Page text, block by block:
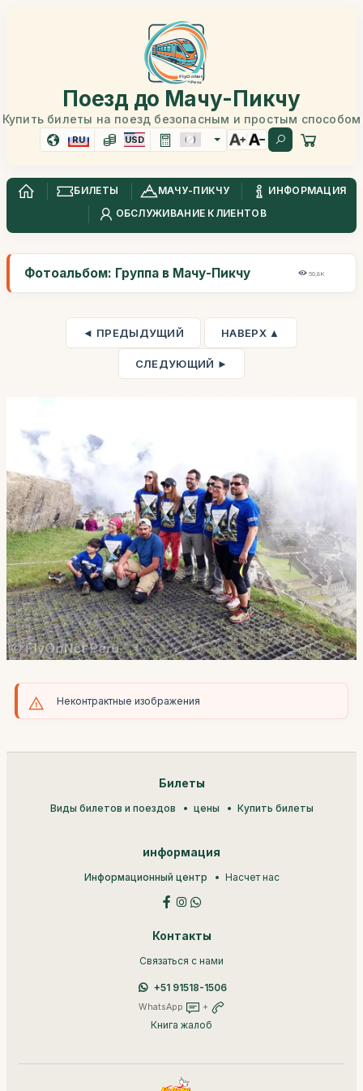
Поезд до Мачу-Пикчу
Купить билеты на поезд безопасным и простым способом
RU USD
БИЛЕТЫ МАЧУ-ПИКЧУ
ИНФОРМАЦИЯ
ОБСЛУЖИВАНИЕ КЛИЕНТОВ
Фотоальбом: Группа в Мачу-Пикчу 50,8K
◄ ПРЕДЫДУЩИЙ НАВЕРХ ▲
СЛЕДУЮЩИЙ ►
Неконтрактные изображения
Билеты
Виды билетов и поездов цены Купить билеты
информация
Информационный центр Насчет нас
Контакты
Связаться с нами
+51 91518-1506
WhatsApp +
Книга жалоб